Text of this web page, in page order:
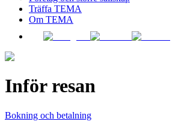
Träffa TEMA
Om TEMA
Inför resan
Bokning och betalning